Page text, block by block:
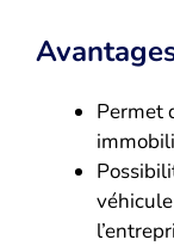
Permet